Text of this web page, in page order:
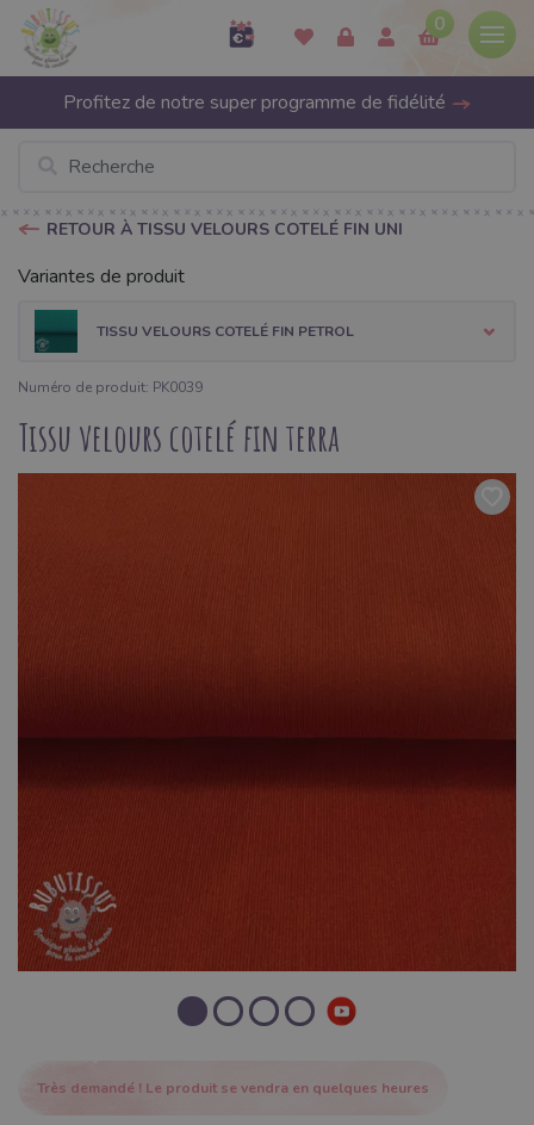
0
Profitez de notre super programme de fidélité
RETOUR À TISSU VELOURS COTELÉ FIN UNI
Variantes de produit
TISSU VELOURS COTELÉ FIN PETROL
Numéro de produit: PK0039
Tissu velours cotelé fin terra
Très demandé ! Le produit se vendra en quelques heures